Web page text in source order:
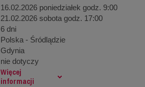
16.02.2026 poniedziałek godz. 9:00
21.02.2026 sobota godz. 17:00
6 dni
Polska - Śródlądzie
Gdynia
nie dotyczy
Więcej
informacji